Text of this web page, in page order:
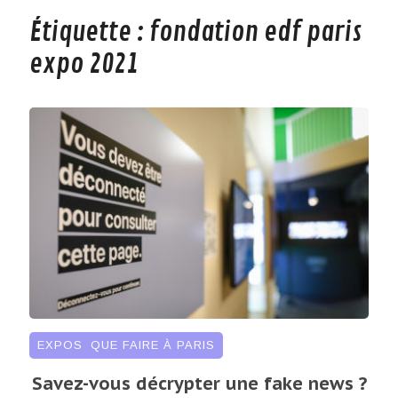
Étiquette : fondation edf paris
expo 2021
EXPOS QUE FAIRE À PARIS
Savez-vous décrypter une fake news ?